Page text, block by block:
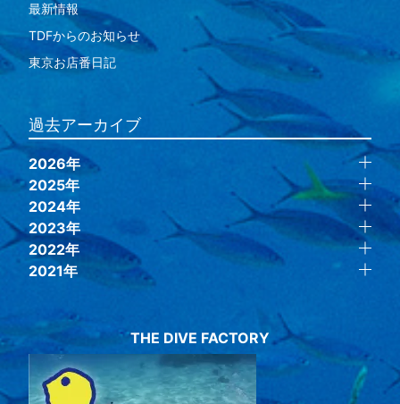
最新情報
TDFからのお知らせ
東京お店番日記
過去アーカイブ
2026年
2025年
2024年
2023年
2022年
2021年
THE DIVE FACTORY